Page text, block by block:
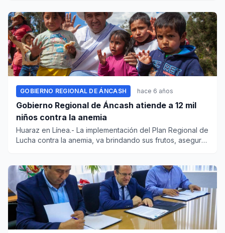
GOBIERNO REGIONAL DE ÁNCASH hace 6 años
Gobierno Regional de Áncash atiende a 12 mil
niños contra la anemia
Huaraz en Línea.- La implementación del Plan Regional de
Lucha contra la anemia, va brindando sus frutos, aseguró